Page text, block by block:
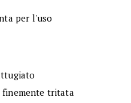
per l'uso
finemente tritata